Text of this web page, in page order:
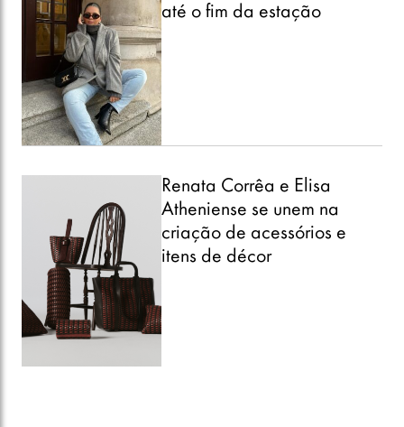
até o fim da estação
Renata Corrêa e Elisa
Atheniense se unem na
criação de acessórios e
itens de décor